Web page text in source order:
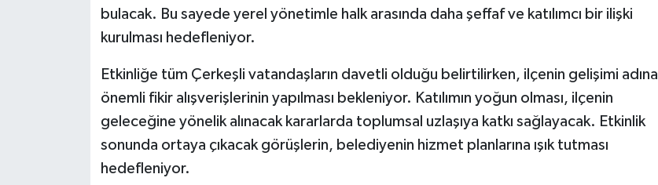
bulacak. Bu sayede yerel yönetimle halk arasında daha şeffaf ve katılımcı bir ilişki
kurulması hedefleniyor.
Etkinliğe tüm Çerkeşli vatandaşların davetli olduğu belirtilirken, ilçenin gelişimi adına
önemli fikir alışverişlerinin yapılması bekleniyor. Katılımın yoğun olması, ilçenin
geleceğine yönelik alınacak kararlarda toplumsal uzlaşıya katkı sağlayacak. Etkinlik
sonunda ortaya çıkacak görüşlerin, belediyenin hizmet planlarına ışık tutması
hedefleniyor.